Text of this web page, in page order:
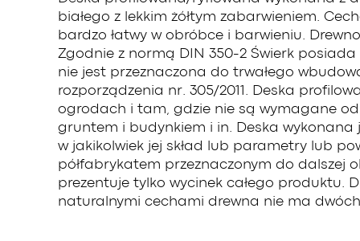
białego z lekkim żółtym zabarwieniem.
bardzo łatwy w obróbce i barwieniu.
Zgodnie z normą DIN 350-2 Świerk
nie jest przeznaczona do trwałego
rozporządzenia nr. 305/2011. Deska
ogrodach i tam, gdzie nie są wymagane
gruntem i budynkiem i in. Deska wykonana
w jakikolwiek jej skład lub parametry lub
półfabrykatem przeznaczonym do dalszej
prezentuje tylko wycinek całego produktu.
naturalnymi cechami drewna nie ma